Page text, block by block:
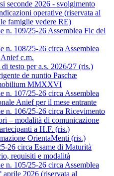
seconde 2026 - svolgimento
operative (riservata al
famiglie vedere RE)
n. 109/25-26 Assemblea Flc del
n. 108/25-26 circa Assemblea
c.m.
testo per a.s. 2026/27 (ris.)
de nuntio Paschæ
MMXXVI
n. 107/25-26 circa Assemblea
Anief per il mese entrante
n. 106/25-26 circa Ricevimento
– modalità di comunicazione
a H.F. (ris.)
OrientaMenti (ris.)
26 circa Esame di Maturità
requisiti e modalità
n. 105/25-26 circa Assemblea
aprile 2026 (riservata al